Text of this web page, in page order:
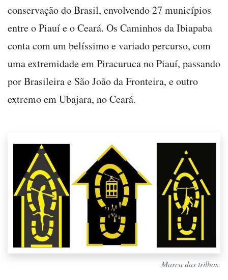
conservação do Brasil, envolvendo 27 municípios
entre o Piauí e o Ceará. Os Caminhos da Ibiapaba
conta com um belíssimo e variado percurso, com
uma extremidade em Piracuruca no Piauí, passando
por Brasileira e São João da Fronteira, e outro
extremo em Ubajara, no Ceará.
Marca das trilhas.